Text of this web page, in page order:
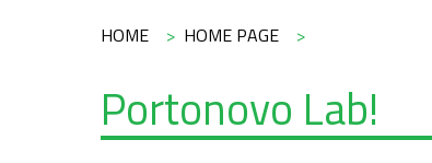
Briciole di pane
HOME HOME PAGE
Portonovo Lab!